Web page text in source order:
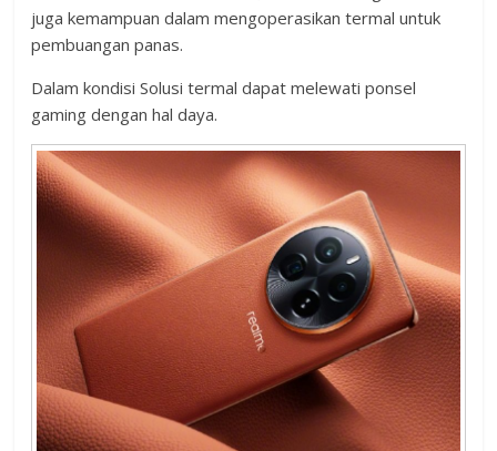
juga kemampuan dalam mengoperasikan termal untuk
pembuangan panas.
Dalam kondisi Solusi termal dapat melewati ponsel
gaming dengan hal daya.